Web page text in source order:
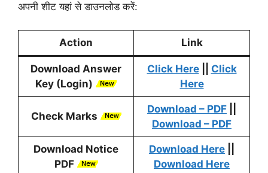
अपनी शीट यहां से डाउनलोड करें:
Action Link
Download Answer
Key (Login)
Click Here|| Click
Here
Check Marks
Download – PDF
Download – PDF
Download Notice
PDF
Download Here
Download Here